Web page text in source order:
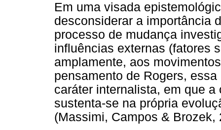
Em uma visada
desconsiderar a importância
processo de mudança
influências externas (fatores
amplamente, aos
pensamento de Rogers,
caráter internalista, em que
sustenta-se na própria
(Massimi, Campos & Brozek,